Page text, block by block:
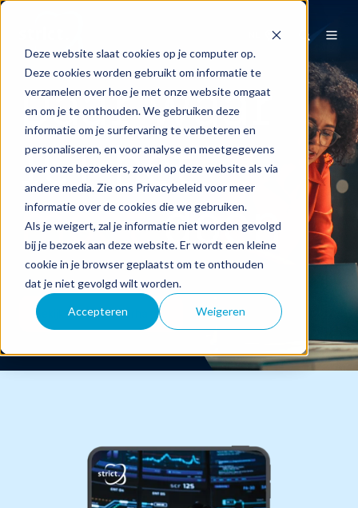
Deze website slaat cookies op je computer op.
Deze cookies worden gebruikt om informatie te
verzamelen over hoe je met onze website omgaat
en om je te onthouden. We gebruiken deze
informatie om je surfervaring te verbeteren en
personaliseren, en voor analyse en meetgegevens
over onze bezoekers, zowel op deze website als via
andere media. Zie ons Privacybeleid voor meer
informatie over de cookies die we gebruiken.
Als je weigert, zal je informatie niet worden gevolgd
bij je bezoek aan deze website. Er wordt een kleine
cookie in je browser geplaatst om te onthouden
dat je niet gevolgd wilt worden.
Accepteren Weigeren
Daar waar
ICT het
móetdoen
Bekijk onze klantverhalen